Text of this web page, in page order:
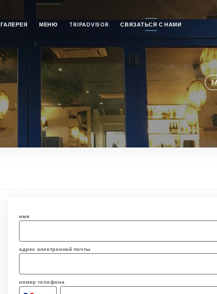
ГАЛЕРЕЯ МЕНЮ TRIPADVISOR СВЯЗАТЬСЯ С НАМИ
имя
адрес электронной почты
номер телефона